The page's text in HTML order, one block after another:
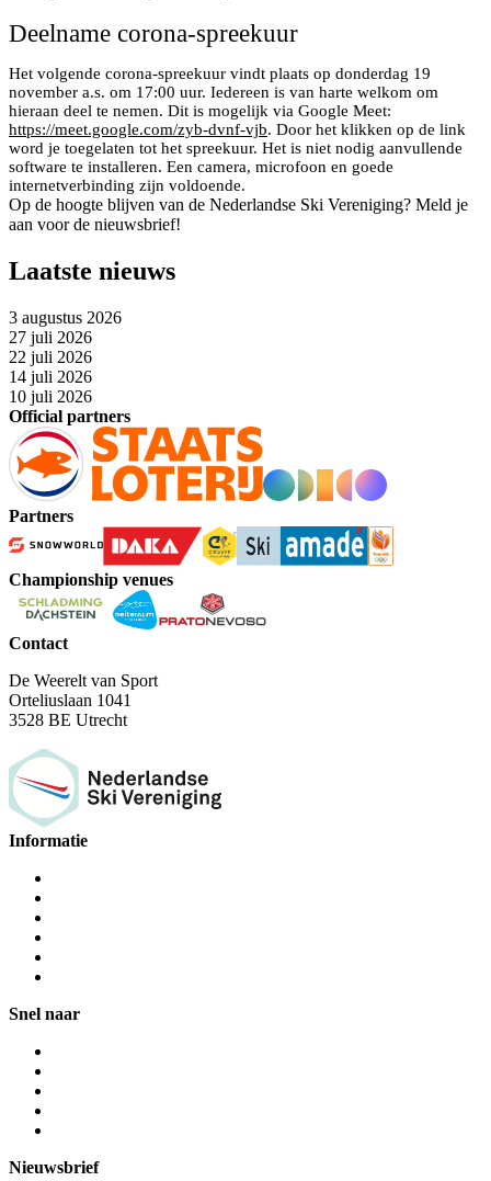
Deelname corona-spreekuur
Het volgende corona-spreekuur vindt plaats op donderdag 19
november a.s. om 17:00 uur. Iedereen is van harte welkom om
hieraan deel te nemen. Dit is mogelijk via Google Meet:
https://meet.google.com/zyb-dvnf-vjb. Door het klikken op de link
word je toegelaten tot het spreekuur. Het is niet nodig aanvullende
software te installeren. Een camera, microfoon en goede
internetverbinding zijn voldoende.
Op de hoogte blijven van de Nederlandse Ski Vereniging? Meld je
aan voor de nieuwsbrief!
Laatste nieuws
3 augustus 2026
27 juli 2026
22 juli 2026
14 juli 2026
10 juli 2026
Official partners
Partners
Championship venues
Contact
De Weerelt van Sport
Orteliuslaan 1041
3528 BE Utrecht
Informatie
Snel naar
Nieuwsbrief